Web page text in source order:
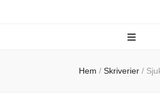
Hem / Skriverier /